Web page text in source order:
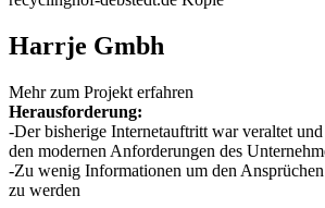
Harrje Gmbh
Mehr zum Projekt erfahren
Herausforderung:
-Der bisherige Internetauftritt war veraltet
den modernen Anforderungen des
-Zu wenig Informationen um den
zu werden